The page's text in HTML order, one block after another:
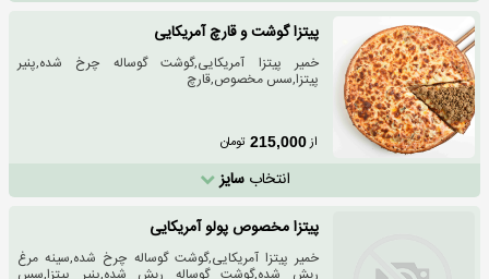
پیتزا گوشت و قارچ آمریکایی
خمیر پیتزا آمریکایی,گوشت گوساله چرخ شده,پنیر
پیتزا,سس مخصوص,قارچ
از215,000 تومان
انتخابسایز
پیتزا مخصوص پولو آمریکایی
خمیر پیتزا آمریکایی,گوشت گوساله چرخ شده,سینه مرغ
ریش شده,گوشت گوساله ریش شده,پنیر پیتزا,سس